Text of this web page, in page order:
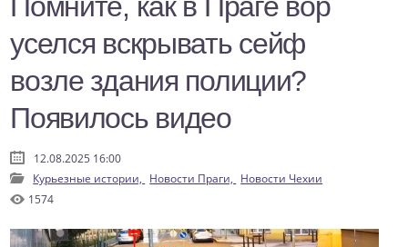
Помните, как в Праге вор
уселся вскрывать сейф
возле здания полиции?
Появилось видео
12.08.2025 16:00
Курьезные истории, Новости Праги, Новости Чехии
1574